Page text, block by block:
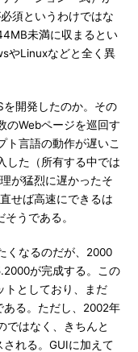
須というわけではな
未満に収まるとい
やLinuxなどと全く異
開発したのか。その
のWebページを巡回す
ト言語の動作が遅いこ
した（所有する中では
が猛烈に遅かったそ
せば高速にできるは
うである。
くなるのだが、2000
が完成する。この
トとしており、まだ
ある。ただし、2002年
ではなく、きちんと
れる。GUIに加えて